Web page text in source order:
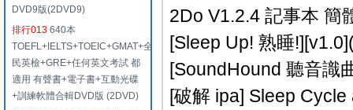
DVD9版(2DVD9)
排行013 640本
TOEFL+IELTS+TOEIC+GMAT+全
民英檢+GRE+任何英文考試 都
適用 有聲書+電子書+互動光碟
+訓練軟體合輯DVD版 (2DVD)
2Do V1.2.4 記事本 簡
[Sleep Up! 熟睡
[SoundHound 聽音識
[破解 ipa] Sleep